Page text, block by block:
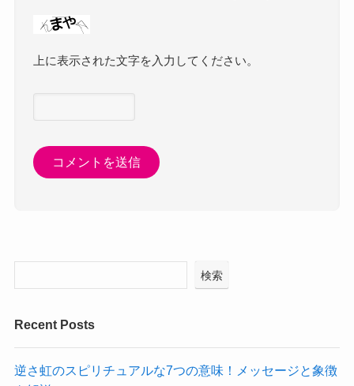
上に表示された文字を入力してください。
検索
Recent Posts
逆さ虹のスピリチュアルな7つの意味！メッセージと象徴